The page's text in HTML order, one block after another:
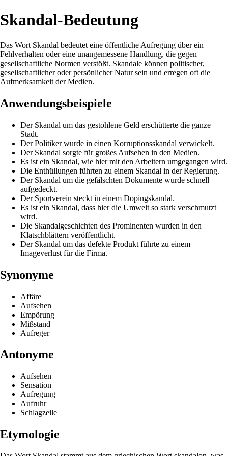
Skandal-Bedeutung
Das Wort Skandal bedeutet eine öffentliche Aufregung über ein
Fehlverhalten oder eine unangemessene Handlung, die gegen
gesellschaftliche Normen verstößt. Skandale können politischer,
gesellschaftlicher oder persönlicher Natur sein und erregen oft die
Aufmerksamkeit der Medien.
Anwendungsbeispiele
Der Skandal um das gestohlene Geld erschütterte die ganze
Stadt.
Der Politiker wurde in einen Korruptionsskandal verwickelt.
Der Skandal sorgte für großes Aufsehen in den Medien.
Es ist ein Skandal, wie hier mit den Arbeitern umgegangen wird.
Die Enthüllungen führten zu einem Skandal in der Regierung.
Der Skandal um die gefälschten Dokumente wurde schnell
aufgedeckt.
Der Sportverein steckt in einem Dopingskandal.
Es ist ein Skandal, dass hier die Umwelt so stark verschmutzt
wird.
Die Skandalgeschichten des Prominenten wurden in den
Klatschblättern veröffentlicht.
Der Skandal um das defekte Produkt führte zu einem
Imageverlust für die Firma.
Synonyme
Affäre
Aufsehen
Empörung
Mißstand
Aufreger
Antonyme
Aufsehen
Sensation
Aufregung
Aufruhr
Schlagzeile
Etymologie